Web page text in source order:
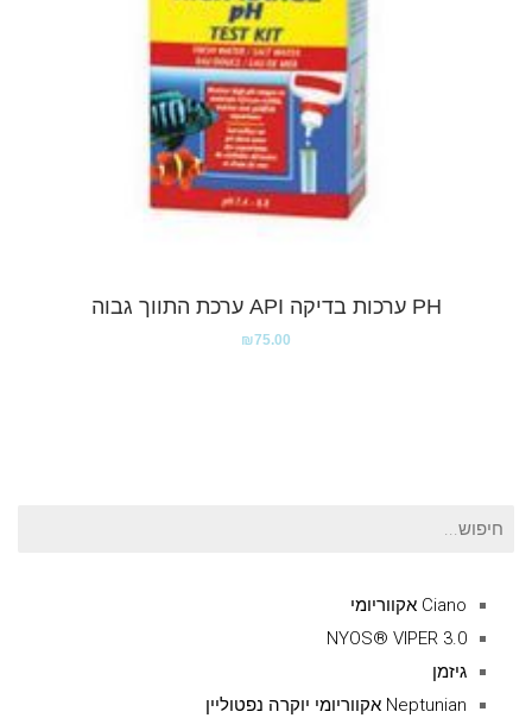
PH ערכות בדיקה API ערכת התווך גבוה
₪75.00
חיפוש
Ciano אקווריומי
NYOS® VIPER 3.0
גיזמן
Neptunian אקווריומי יוקרה נפטוליין